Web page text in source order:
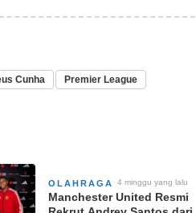
Cunha Premier League
OLAHRAGA 4 minggu yang lalu
Manchester United Resmi